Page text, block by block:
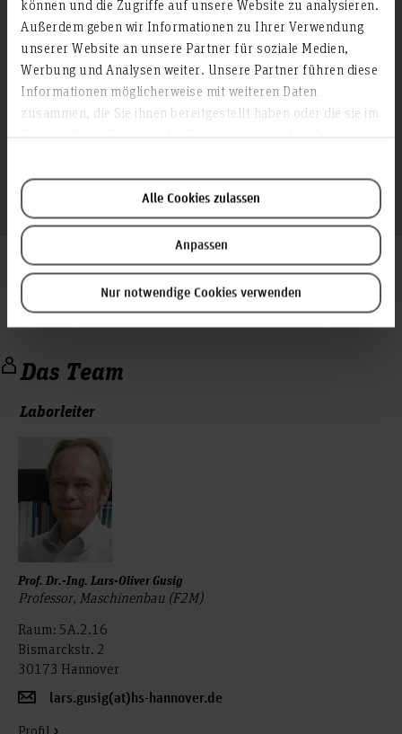
können und die Zugriffe auf unsere Website zu analysieren.
Außerdem geben wir Informationen zu Ihrer Verwendung
unserer Website an unsere Partner für soziale Medien,
Werbung und Analysen weiter. Unsere Partner führen diese
Informationen möglicherweise mit weiteren Daten
zusammen, die Sie ihnen bereitgestellt haben oder die sie im
Alle Cookies zulassen
Anpassen
Nur notwendige Cookies verwenden
Ausstattung
Verschiedene Rollenprüfstände:
Rollenprüfstand zur Untersuchung von Pedelecs
Impressionen
Das Team
Laborleiter
Prof. Dr.-Ing. Lars-Oliver Gusig
Professor, Maschinenbau (F2M)
Raum: 5A.2.16
Bismarckstr. 2
30173 Hannover
lars.gusig(at)hs-hannover.de